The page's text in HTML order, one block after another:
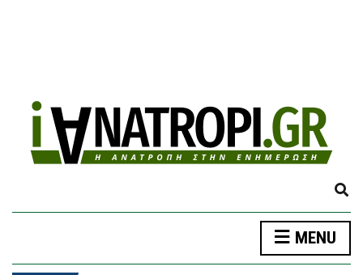
E
P
N
MENU
ΔΟΛΟΦΟΝΊΑ 38ΧΡΟΝΗΣ ΒΡΕΤΑΝΊΔΑΣ ΣΤΗΝ ΚΥΨΈΛΗ: ΣΤΗΝ ΕΥΕΛΠΊΔΩΝ ΓΙΑ ΝΑ ΑΠΟΛΟΓΗΘΕΊ Ο 26ΧΡΟΝΟΣ ΑΦΓΑΝΌΣ